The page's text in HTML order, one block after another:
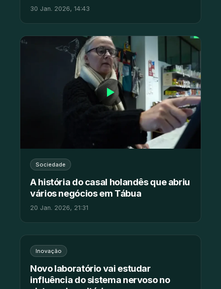
30 Jan. 2026, 14:43
▶
Sociedade
A história do casal holandês que abriu
vários negócios em Tábua
20 Jan. 2026, 21:31
Inovação
Novo laboratório vai estudar
influência do sistema nervoso no